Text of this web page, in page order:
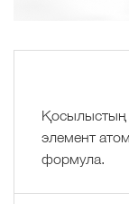
Қосылыстың
элемент
формула.